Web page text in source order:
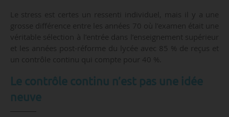
Le stress est certes un ressenti individuel, mais il y a une
grosse différence entre les années 70 où l’examen était une
véritable sélection à l’entrée dans l’enseignement supérieur
et les années post-réforme du lycée avec 85 % de reçus et
un contrôle continu qui compte pour 40 %.
Le contrôle continu n’est pas une idée
neuve